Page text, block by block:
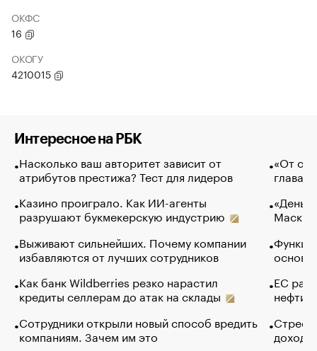
ОКФС
16
ОКОГУ
4210015
Интересное на РБК
Насколько ваш авторитет зависит от
атрибутов престижа? Тест для лидеров
Казино проиграло. Как ИИ-агенты
разрушают букмекерскую индустрию
Выживают сильнейших. Почему компании
избавляются от лучших сотрудников
Как банк Wildberries резко нарастил
кредиты селлерам до атак на склады
Сотрудники открыли новый способ вредить
компаниям. Зачем им это
«От
глава
Маск в
основ
ЕС
нефти